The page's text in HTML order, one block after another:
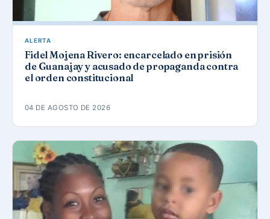
ALERTA
Fidel Mojena Rivero: encarcelado en prisión
de Guanajay y acusado de propaganda contra
el orden constitucional
04 DE AGOSTO DE 2026